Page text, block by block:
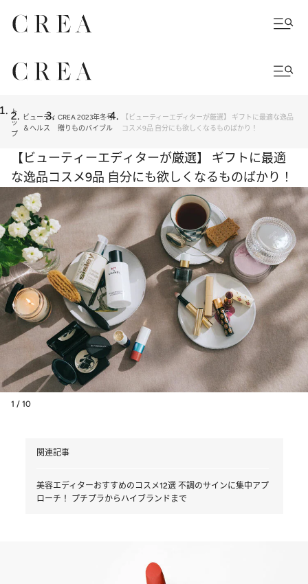
ト
ッ
プ
ビューティ
＆ヘルス
CREA 2023年冬号
贈りものバイブル
【ビューティーエディターが厳選】 ギフトに最適な逸品
コスメ9品 自分にも欲しくなるものばかり！
【ビューティーエディターが厳選】 ギフトに最適
な逸品コスメ9品 自分にも欲しくなるものばかり！
1 / 10
関連記事
美容エディターおすすめのコスメ12選 不調のサインに集中アプ
ローチ！ プチプラからハイブランドまで